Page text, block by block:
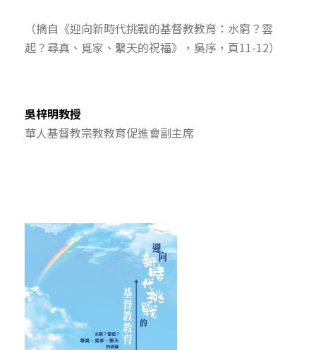
（摘自《迎向新時代挑戰的基督教教育：水窮？雲
起？尋真、覓家、繫天的祝福》，吳序，頁11-12）
吳梓明教授
華人基督教宗教教育促進會副主席